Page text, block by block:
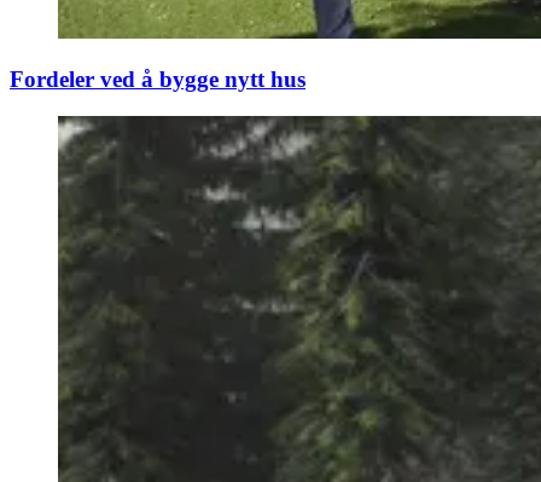
Fordeler ved å bygge nytt hus